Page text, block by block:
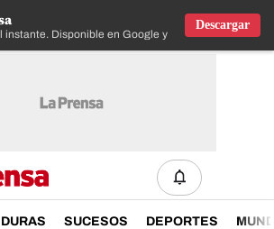
instante. Disponible en Google y IOS
Descargar
SUCESOS DEPORTES